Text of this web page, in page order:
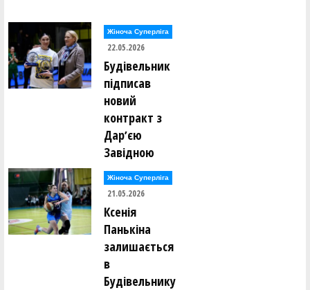
Жіноча Суперліга
22.05.2026
Будівельник
підписав
новий
контракт з
Дарʼєю
Завідною
Жіноча Суперліга
21.05.2026
Ксенія
Панькіна
залишається
в
Будівельнику